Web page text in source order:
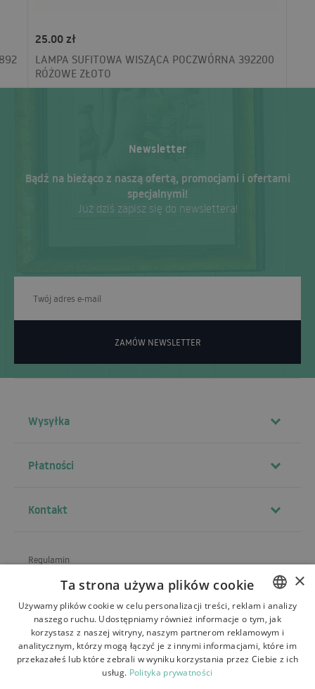
25.00 zł
LAMPA SUFITOWA WISZĄCA POCZWÓRNA 392200
RÓŻOWE ZŁOTO
Newsletter
Bądź na bieżąco z naszą ofertą, promocjami i ofertami
specjalnymi!
Już dziś zapisz się do newslettera!
ZAMÓW NEWSLETTER
Wysyłka
Płatności
Kontakt
Regulamin
Wysyłka
Zwroty i reklamacje
POLISH
BULGARIAN
×
Ta strona używa plików cookie
Używamy plików cookie w celu personalizacji treści, reklam i analizy
naszego ruchu. Udostępniamy również informacje o tym, jak
korzystasz z naszej witryny, naszym partnerom reklamowym i
analitycznym, którzy mogą łączyć je z innymi informacjami, które im
przekazałeś lub które zebrali w wyniku korzystania przez Ciebie z ich
usług. Polityka prywatności